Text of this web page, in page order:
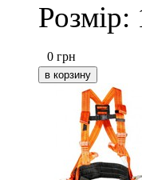
Розмір:
0 грн